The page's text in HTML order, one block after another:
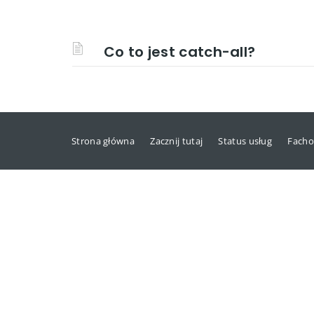
Co to jest catch-all?
Strona główna Zacznij tutaj Status usług